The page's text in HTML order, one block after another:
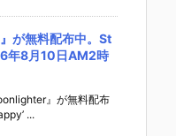
が無料配布中。St
年8月10日AM2時
』が無料配布
...